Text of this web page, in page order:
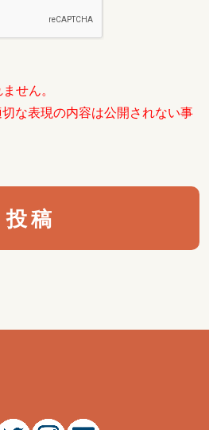
せん。
な表現の内容は公開されない事